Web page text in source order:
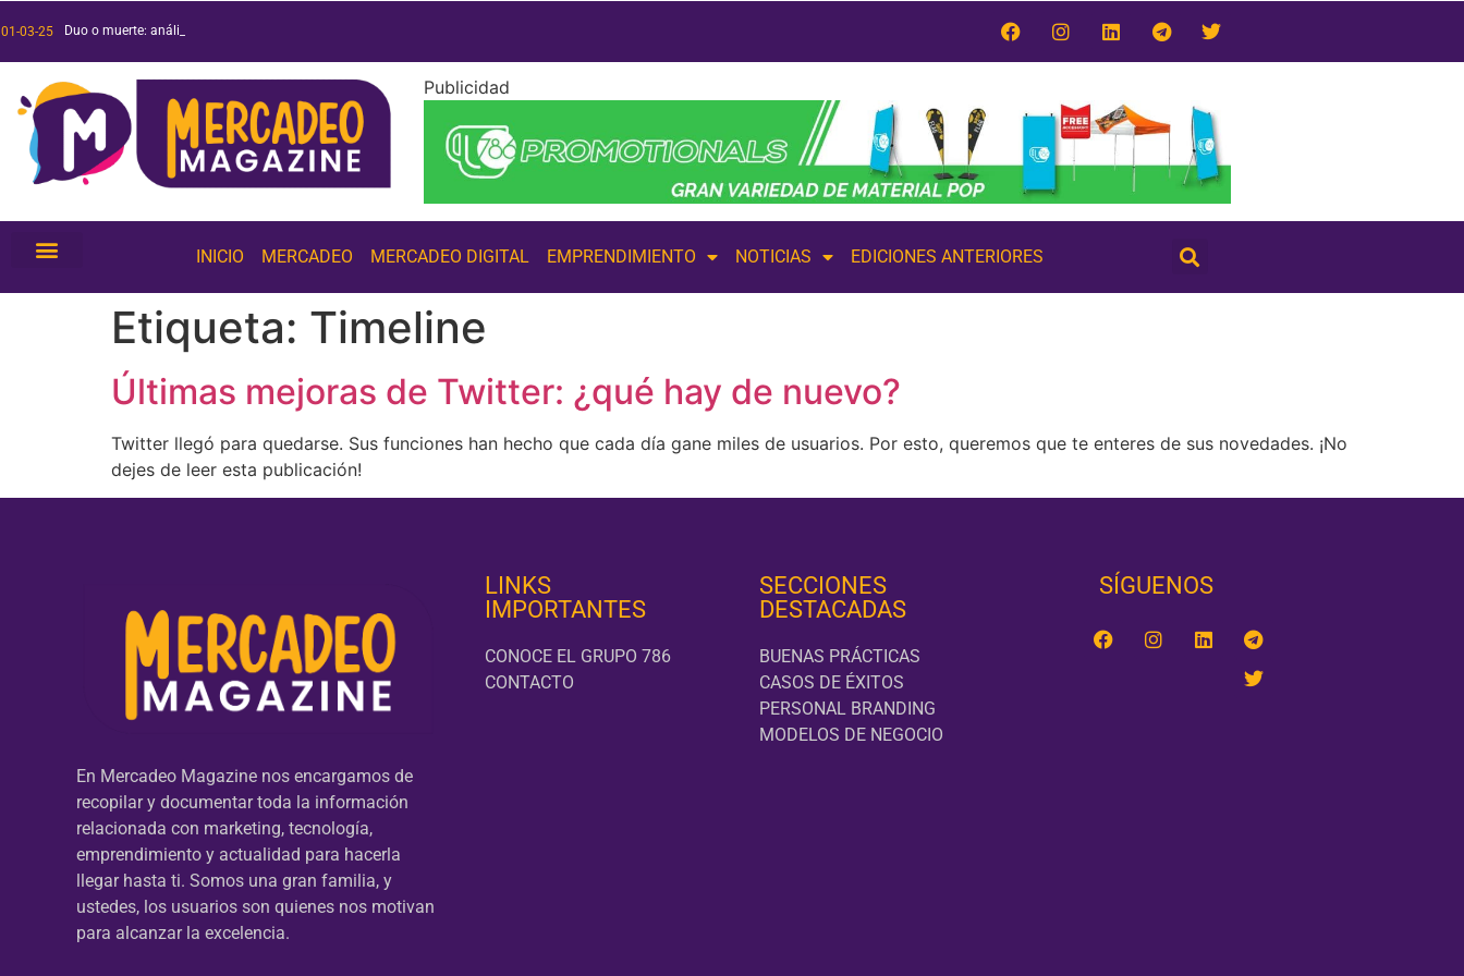
01-03-25 Duo o muerte: análisis de
Películas y series 2025: ¡conoce las más esperadas!
Tendencias de inteligencia artificial 2025: ¡conócelas!
Publicidad
INICIO MERCADEO MERCADEO DIGITAL EMPRENDIMIENTO NOTICIAS EDICIONES ANTERIORES
Etiqueta: Timeline
Últimas mejoras de Twitter: ¿qué hay de nuevo?
Twitter llegó para quedarse. Sus funciones han hecho que cada día gane miles de usuarios. Por esto, queremos que te enteres de sus novedades. ¡No
dejes de leer esta publicación!
En Mercadeo Magazine nos encargamos de
recopilar y documentar toda la información
relacionada con marketing, tecnología,
emprendimiento y actualidad para hacerla
llegar hasta ti. Somos una gran familia, y
ustedes, los usuarios son quienes nos motivan
para alcanzar la excelencia.
LINKS
IMPORTANTES
CONOCE EL GRUPO 786
CONTACTO
SECCIONES
DESTACADAS
BUENAS PRÁCTICAS
CASOS DE ÉXITOS
PERSONAL BRANDING
MODELOS DE NEGOCIO
SÍGUENOS‎